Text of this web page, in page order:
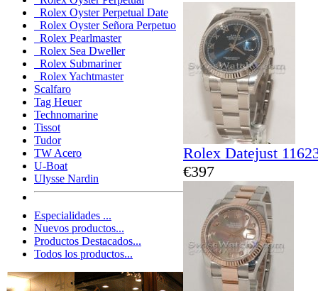
Rolex Oyster Perpetual Date
Rolex Oyster Señora Perpetuo
Rolex Pearlmaster
Rolex Sea Dweller
Rolex Submariner
Rolex Yachtmaster
Scalfaro
Tag Heuer
Technomarine
Tissot
Tudor
TW Acero
U-Boat
Ulysse Nardin
Especialidades ...
Nuevos productos...
Productos Destacados...
Todos los productos...
Rolex Datejust
€397